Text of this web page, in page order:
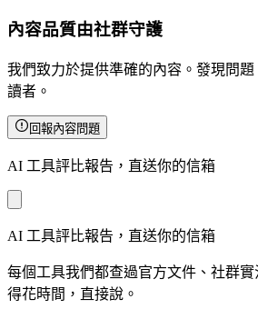
內容品質由社群守護
我們致力於提供準確的內容。發現問
讀者。
回報內容問題
AI 工具評比報告，直送你的信箱
AI 工具評比報告，直送你的信箱
每個工具我們都查過官方文件、社群
得花時間，直接說。